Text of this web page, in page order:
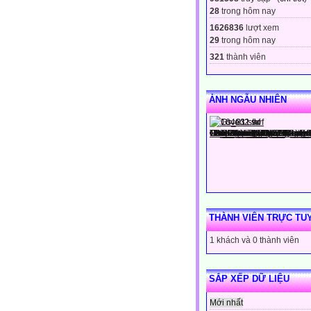
28 trong hôm nay
1626836 lượt xem
29 trong hôm nay
321 thành viên
ẢNH NGẪU NHIÊN
THÀNH VIÊN TRỰC
1 khách và 0 thành viên
SẮP XẾP DỮ LIỆU
Mới nhất